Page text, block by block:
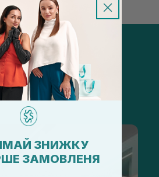
в Instagram
ЗНИЖКУ
ЗАМОВЛЕНЯ